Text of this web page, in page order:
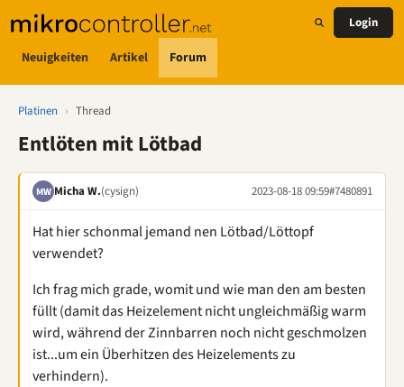
Neuigkeiten Artikel Forum
Login
Platinen › Thread
Entlöten mit Lötbad
MW Micha W.(cysign) 2023-08-18 09:59#7480891
Hat hier schonmal jemand nen Lötbad/Löttopf
verwendet?
Ich frag mich grade, womit und wie man den am besten
füllt (damit das Heizelement nicht ungleichmäßig warm
wird, während der Zinnbarren noch nicht geschmolzen
ist...um ein Überhitzen des Heizelements zu
verhindern).